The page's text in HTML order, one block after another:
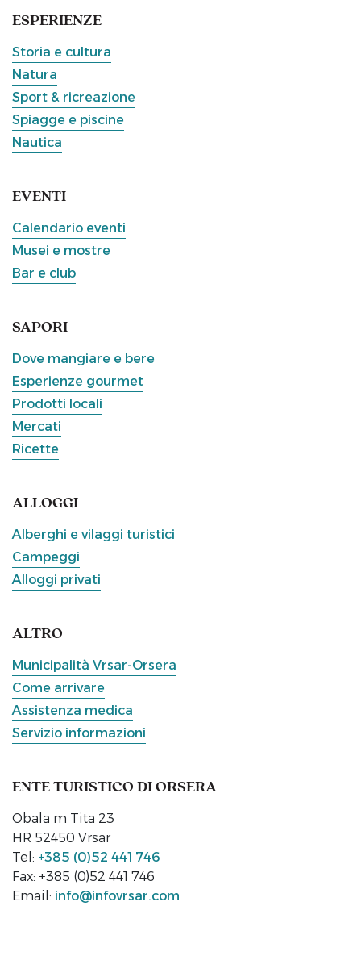
ESPERIENZE
Storia e cultura
Natura
Sport & ricreazione
Spiagge e piscine
Nautica
EVENTI
Calendario eventi
Musei e mostre
Bar e club
SAPORI
Dove mangiare e bere
Esperienze gourmet
Prodotti locali
Mercati
Ricette
ALLOGGI
Alberghi e vilaggi turistici
Campeggi
Alloggi privati
ALTRO
Municipalità Vrsar-Orsera
Come arrivare
Assistenza medica
Servizio informazioni
ENTE TURISTICO DI ORSERA
Obala m Tita 23
HR 52450 Vrsar
Tel: +385 (0)52 441 746
Fax: +385 (0)52 441 746
Email: info@infovrsar.com